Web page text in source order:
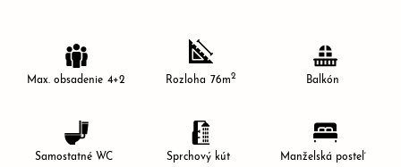
Max. obsadenie 4+2 Rozloha 76m2 Balkón
Samostatné WC Sprchový kút Manželská posteľ